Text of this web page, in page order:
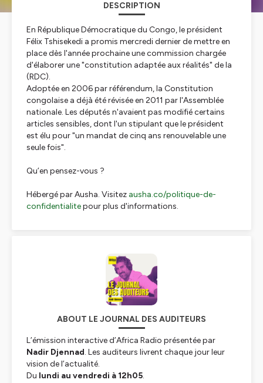
DESCRIPTION
En République Démocratique du Congo, le président
Félix Tshisekedi a promis mercredi dernier de mettre en
place dès l'année prochaine une commission chargée
d'élaborer une "constitution adaptée aux réalités" de la
(RDC).
Adoptée en 2006 par référendum, la Constitution
congolaise a déjà été révisée en 2011 par l'Assemblée
nationale. Les députés n'avaient pas modifié certains
articles sensibles, dont l'un stipulant que le président
est élu pour "un mandat de cinq ans renouvelable une
seule fois".
Qu’en pensez-vous ?
Hébergé par Ausha. Visitez ausha.co/politique-de-
confidentialitepour plus d'informations.
ABOUT LE JOURNAL DES AUDITEURS
L’émission interactive d’Africa Radio présentée par
Nadir Djennad. Les auditeurs livrent chaque jour leur
vision de l’actualité.
Du lundi au vendredi à 12h05.